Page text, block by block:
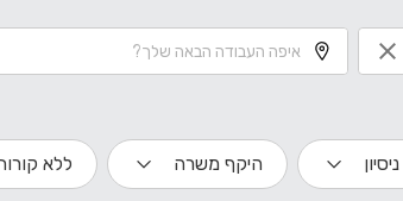
היקף משרה ללא